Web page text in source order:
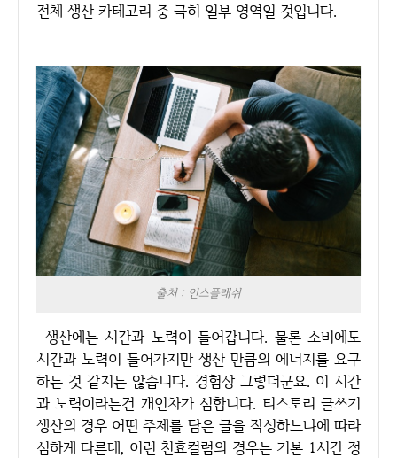
전체 생산 카테고리 중 극히 일부 영역일 것입니다.
출처 : 언스플래쉬
생산에는 시간과 노력이 들어갑니다. 물론 소비에도
시간과 노력이 들어가지만 생산 만큼의 에너지를 요구
하는 것 같지는 않습니다. 경험상 그렇더군요. 이 시간
과 노력이라는건 개인차가 심합니다. 티스토리 글쓰기
생산의 경우 어떤 주제를 담은 글을 작성하느냐에 따라
심하게 다른데, 이런 친효컬럼의 경우는 기본 1시간 정